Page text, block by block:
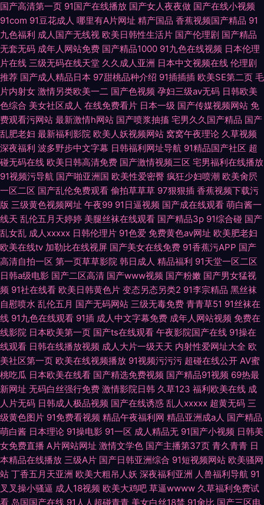
国产高清第一页 91国产在线播放 国产女人夜夜做 国产在线小视频
91com 91豆花成人 哪里有A片网址 精产国品 香蕉视频国产精品 91
九色福利 成人国产无线视 欧美日韩性生活片 国产伦理剧 国产精品
无套无码 成年人网站免费 国产精品1000 91九色在线视频 日本伦理
片在线 三级无码在线天堂 久久成人亚洲 日本中文视频在线 伦理剧
推荐 国产成人精品日本 97甜桃品种介绍 91插插插 欧美SE第二页 毛
片内射女 激情另类欧美一二 国产色视频 孕妇三级av无码 日韩欧美
色综合 美女社区成人 在线免费看片 日本一级 国产传媒视频网站 免
费观看污网站 最新激情h网站 国产喷浆抽搐 宅男久久国产精品 国产
乱肥老妇 最新福利影院 欧美人妖视频网站 窝窝午夜理论 久草视频
深夜福利 波多野步中文字幕 日韩福利网址导航 91精品国产社区 超
碰无码在线 欧美日韩高清免费 国产激情视频三区 宅男福利在线播放
91视频污导航 国产啪亚洲国 欧美性爱密臀 疯狂少妇喷潮 欧美肏屄
一区二区 国产乱伦免费观看 偷拍草草草 97狠狠插 香蕉视频下载污
版 三级黄色视频网址 午夜99 91日逼视频 国产成在线观看 萌白酱一
线天 乱伦五月天婷婷 美腿丝袜在线观看 国产精品3p 91综合碰 国产
乱女乱 成人xxxxx 日韩伦理片 91色爱 免费黄色av网址 欧美肥老妇
欧美在线tv 加勒比在线视屏 国产美女在线免费 91香蕉污APP 国产
高清自拍一区 第一页草草影院 韩日成人 精品福利 91天堂一区二区
日韩a级电影 国产二区高清 国产www视频 国产粉嫩 国产男女猛视
频 91社在线看 欧美日韩黄色片 变态另态另类2 91李宗精品 黑丝袜
自慰喷水 乱伦五月 国产无码网站 三级无毒免费 青青草51 91丝袜在
线 91九色在线观看 91插 成人中文字幕免费 成年人网站视频 免费在
线影院 日本欧美第一页 国产ts在线观看 午夜影院国产在线 91操在
线观看 日韩在线播放视频 成人大片一级天天 内射性爱网址大全 欧
美社区第一页 欧美在线视频播放 91视频污污污 超碰在线公开 AV蜜
桃吃瓜 日本欧美在线看 国产精选免费视频 国产精品91视频 69热最
新网址 无码白丝强行免费 激情影院日韩 久草123 福利欧美在线 成
人片无码 日韩成人极品视频 国产在线诱惑 乱人xxxxx 超黄无码 三
级黄色图片 91免费看视频 精品午夜福利网 精品亚洲成a人 国产精品
萌白酱 日本理论 91操电影 91一区 成人精品无 91国产小视频 日韩美
女免费直播 A片网站网址 激情文学色 国产主播第37页 青久青青 日
本精品在线播放 三级A片 国产日韩亚洲综合 91短视频网站 欧美骚网
站 丁香五月天亚洲 欧美大粗吊人妖 深夜福利亚洲 人兽福利导航 91
叉叉操小骚逼 成人18视频 欧美大鸡吧 草逼wwww 久草福利免费试
看 岛国国产在线 91人人超碰青青 美女白丝18禁 91肏比 国产三区电